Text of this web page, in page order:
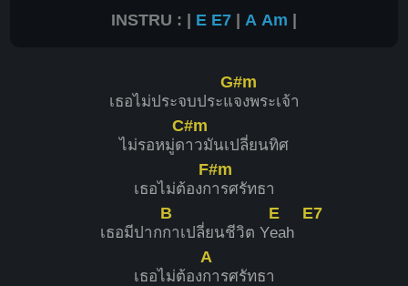
INSTRU : | E E7 | A Am |
เธอไม่ประจบประแ
G#m
จงพระเจ้า
ไม่รอหมู่ด
C#m
าวมันเปลี่ยนทิศ
เธอไม่ต้องก
F#m
ารศรัทธา
เธอมีปาก
B
กาเปลี่ยนชีวิต Y
E
eah
E7
เธอไม่ต้อง
A
การศรัทธา